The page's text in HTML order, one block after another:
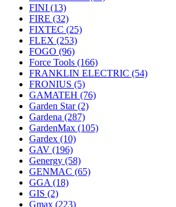
FINI (13)
FIRE (32)
FIXTEC (25)
FLEX (253)
FOGO (96)
Force Tools (166)
FRANKLIN ELECTRIC (54)
FRONIUS (5)
GAMATEH (76)
Garden Star(2)
Gardena (287)
GardenMax (105)
Gardex (10)
GAV (196)
Genergy (58)
GENMAC (65)
GGA (18)
GIS (2)
Gmax (223)